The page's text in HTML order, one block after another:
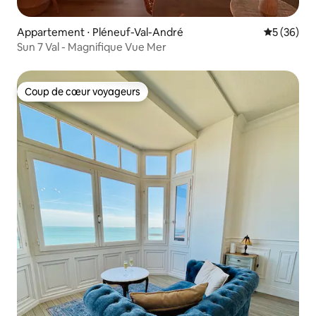
Appartement ⋅ Pléneuf-Val-André
5 (36)
Sun 7 Val - Magnifique Vue Mer
Coup de cœur voyageurs
Coup de cœur voyageurs